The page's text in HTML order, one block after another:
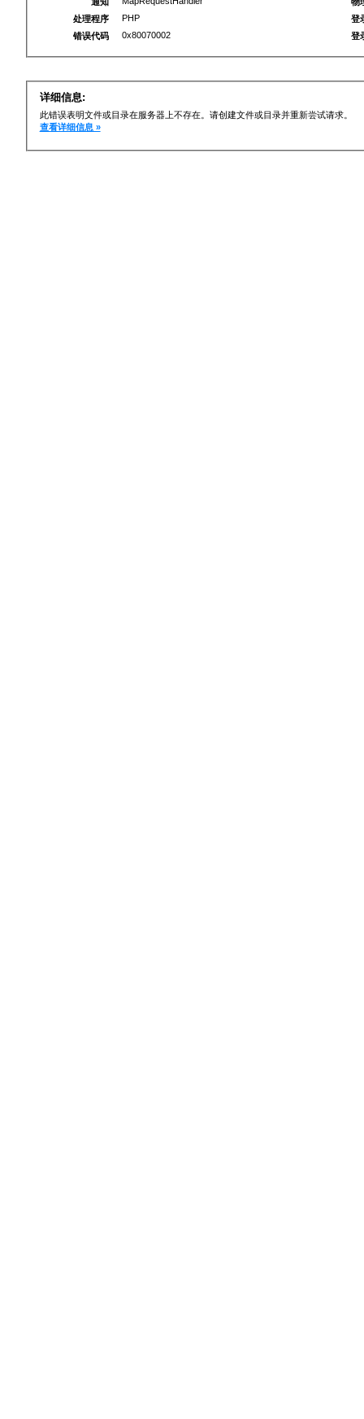
处理程序
PHP
错误代码
0x80070002
登
登
详细信息:
此错误表明文件或目录在服务器上不存在。请创建文件或目录并重新尝试请求。
查看详细信息 »